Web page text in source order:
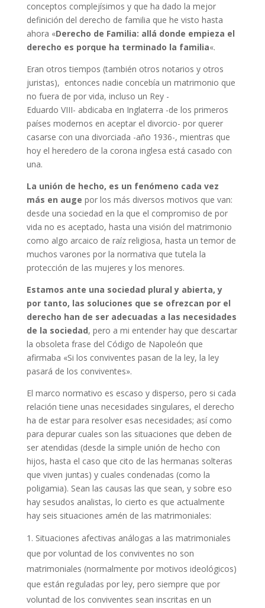
conceptos complejísimos y que ha dado la mejor
definición del derecho de familia que he visto hasta
ahora «Derecho de Familia: allá donde empieza el
derecho es porque ha terminado la familia«.
Eran otros tiempos (también otros notarios y otros
juristas), entonces nadie concebía un matrimonio que
no fuera de por vida, incluso un Rey -
Eduardo VIII- abdicaba en Inglaterra -de los primeros
países modernos en aceptar el divorcio- por querer
casarse con una divorciada -año 1936-, mientras que
hoy el heredero de la corona inglesa está casado con
una.
La unión de hecho, es un fenómeno cada vez
más en auge por los más diversos motivos que van:
desde una sociedad en la que el compromiso de por
vida no es aceptado, hasta una visión del matrimonio
como algo arcaico de raíz religiosa, hasta un temor de
muchos varones por la normativa que tutela la
protección de las mujeres y los menores.
Estamos ante una sociedad plural y abierta, y
por tanto, las soluciones que se ofrezcan por el
derecho han de ser adecuadas a las necesidades
de la sociedad, pero a mi entender hay que descartar
la obsoleta frase del Código de Napoleón que
afirmaba «Si los conviventes pasan de la ley, la ley
pasará de los conviventes».
El marco normativo es escaso y disperso, pero si cada
relación tiene unas necesidades singulares, el derecho
ha de estar para resolver esas necesidades; así como
para depurar cuales son las situaciones que deben de
ser atendidas (desde la simple unión de hecho con
hijos, hasta el caso que cito de las hermanas solteras
que viven juntas) y cuales condenadas (como la
poligamia). Sean las causas las que sean, y sobre eso
hay sesudos analistas, lo cierto es que actualmente
hay seis situaciones amén de las matrimoniales:
Situaciones afectivas análogas a las matrimoniales
que por voluntad de los conviventes no son
matrimoniales (normalmente por motivos ideológicos)
que están reguladas por ley, pero siempre que por
voluntad de los conviventes sean inscritas en un